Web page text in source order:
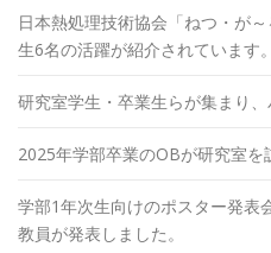
日本熱処理技術協会「ねつ・が
生6名の活躍が紹介されています。
研究室学生・卒業生らが集まり
2025年学部卒業のOBが研究室を
学部1年次生向けのポスター発表
教員が発表しました。